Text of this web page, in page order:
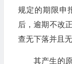
规定的期限申
后，逾期不改
查无下落并且
其产生的